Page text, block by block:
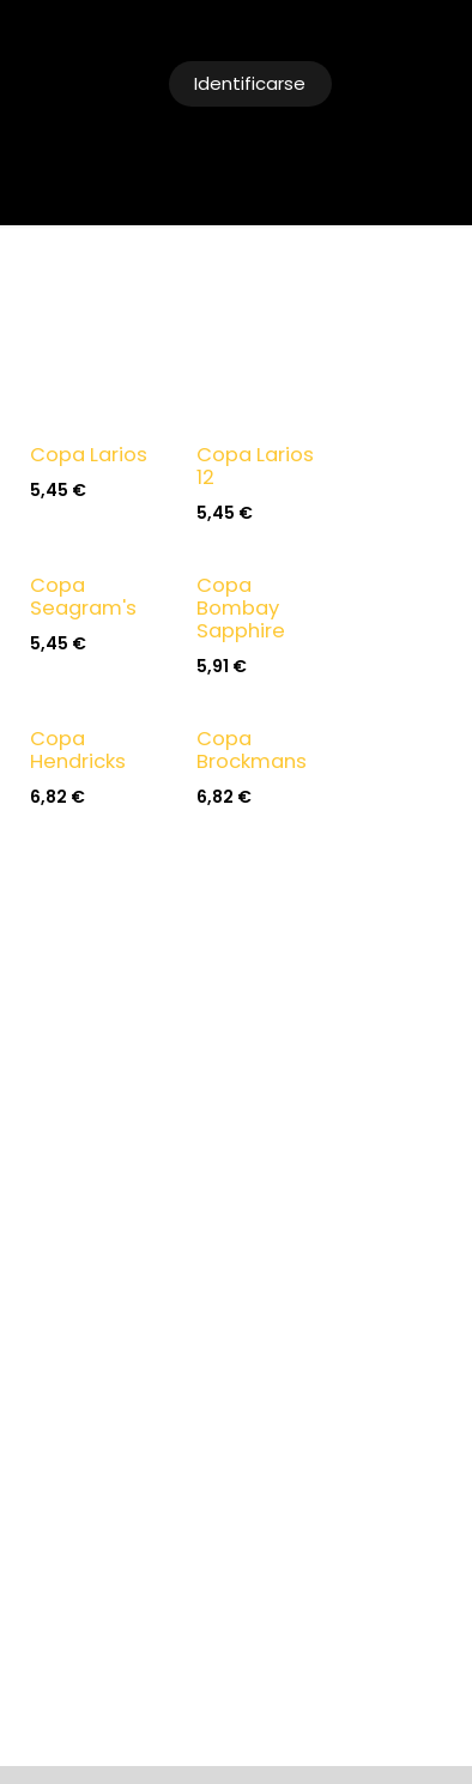
Identificarse
Copa Larios
5,45 €
Copa Larios
12
5,45 €
Copa
Seagram's
5,45 €
Copa
Bombay
Sapphire
5,91 €
Copa
Hendricks
6,82 €
Copa
Brockmans
6,82 €